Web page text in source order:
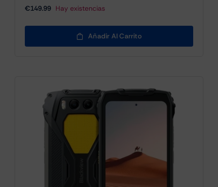
€149.99 Hay existencias
Añadir Al Carrito